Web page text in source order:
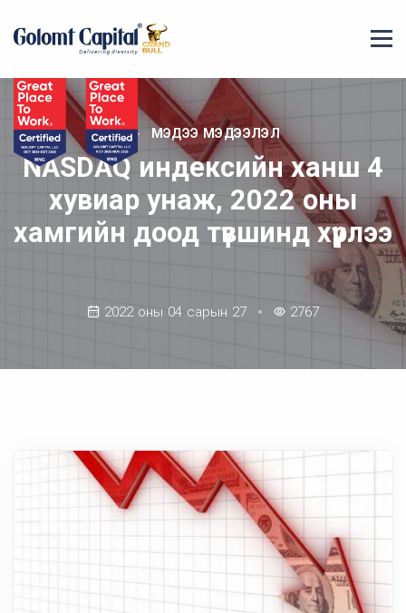
МЭДЭЭ МЭДЭЭЛЭЛ
NASDAQ индексийн ханш 4
хувиар унаж, 2022 оны
хамгийн доод түвшинд хүрлээ
2022 оны 04 сарын 27 2767